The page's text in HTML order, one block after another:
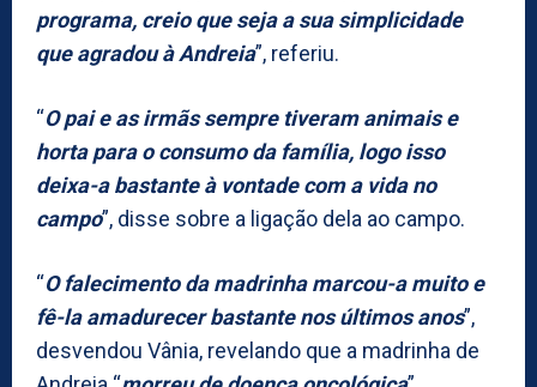
programa, creio que seja a sua simplicidade
que agradou à Andreia”, referiu.
“O pai e as irmãs sempre tiveram animais e
horta para o consumo da família, logo isso
deixa-a bastante à vontade com a vida no
campo”, disse sobre a ligação dela ao campo.
“O falecimento da madrinha marcou-a muito e
fê-la amadurecer bastante nos últimos anos”,
desvendou Vânia, revelando que a madrinha de